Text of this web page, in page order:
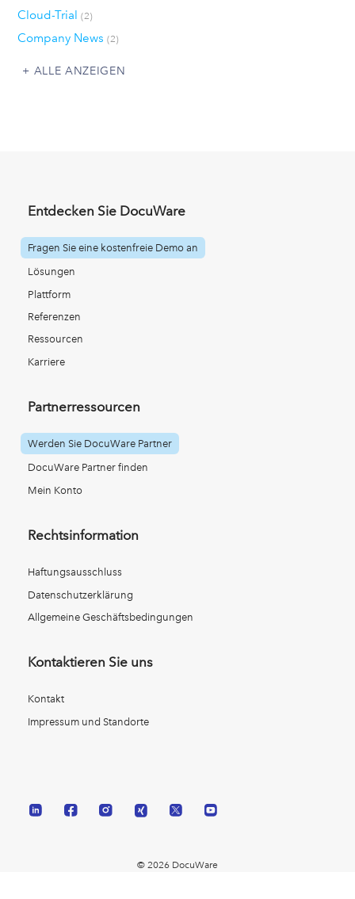
Cloud-Trial (2)
Company News (2)
ALLE ANZEIGEN
Entdecken Sie DocuWare
Fragen Sie eine kostenfreie Demo an
Lösungen
Plattform
Referenzen
Ressourcen
Karriere
Partnerressourcen
Werden Sie DocuWare Partner
DocuWare Partner finden
Mein Konto
Rechtsinformation
Haftungsausschluss
Datenschutzerklärung
Allgemeine Geschäftsbedingungen
Kontaktieren Sie uns
Kontakt
Impressum und Standorte
© 2026 DocuWare